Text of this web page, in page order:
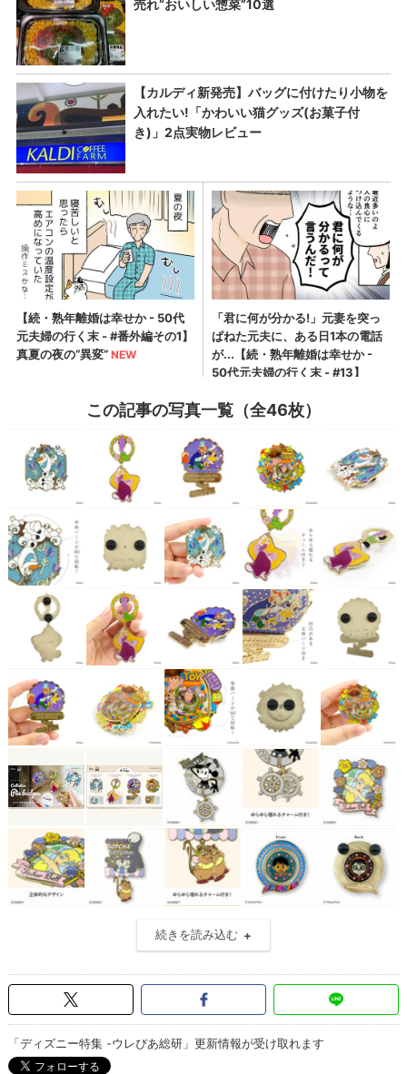
この記事の写真一覧（全46枚）
続きを読み込む
「ディズニー特集 -ウレぴあ総研」更新情報が受け取れます